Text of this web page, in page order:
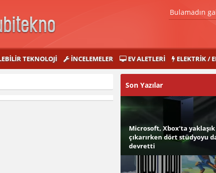
TEKNOLOJI İNCELEMELER EV ALETLERI ELEKTRIK /
Son Yazılar
Microsoft, Xbox’ta
çıkarırken dört stüdyoyu
devretti